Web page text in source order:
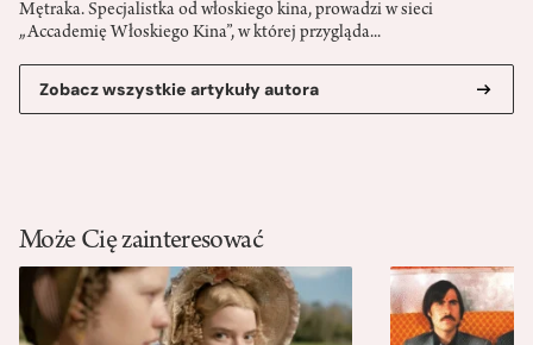
Mętraka. Specjalistka od włoskiego kina, prowadzi w sieci
„Accademię Włoskiego Kina”, w której przygląda...
Zobacz wszystkie artykuły autora
Może Cię zainteresować